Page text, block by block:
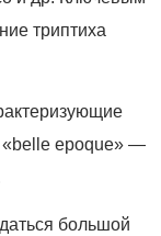
триптиха
epoque» —
большой